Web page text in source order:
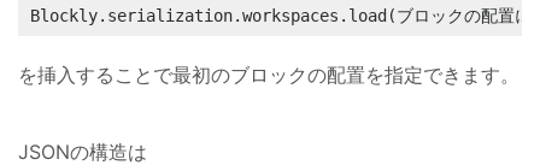
Blockly.serialization.workspaces.load(ブロックの配置に
を挿入することで最初のブロックの配置を指定できます。
JSONの構造は